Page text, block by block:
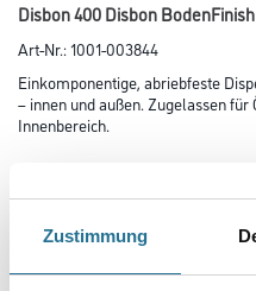
Zustimmung
Disbon 400 Disbon
Art-Nr.:1001-003844
Einkomponentige, abriebfeste
– innen und außen. Zugelassen
Innenbereich.
Glanzgrad